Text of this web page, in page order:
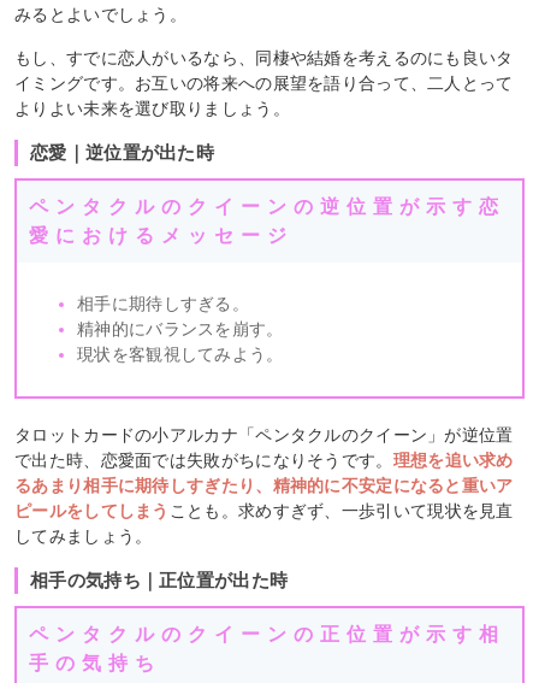
みるとよいでしょう。
もし、すでに恋人がいるなら、同棲や結婚を考えるのにも良いタ
イミングです。お互いの将来への展望を語り合って、二人とって
よりよい未来を選び取りましょう。
恋愛｜逆位置が出た時
ペンタクルのクイーンの逆位置が示す恋
愛におけるメッセージ
相手に期待しすぎる。
精神的にバランスを崩す。
現状を客観視してみよう。
タロットカードの小アルカナ「ペンタクルのクイーン」が逆位置
で出た時、恋愛面では失敗がちになりそうです。 理想を追い求め
るあまり相手に期待しすぎたり、精神的に不安定になると重いア
ピールをしてしまう ことも。求めすぎず、一歩引いて現状を見直
してみましょう。
相手の気持ち｜正位置が出た時
ペンタクルのクイーンの正位置が示す相
手の気持ち